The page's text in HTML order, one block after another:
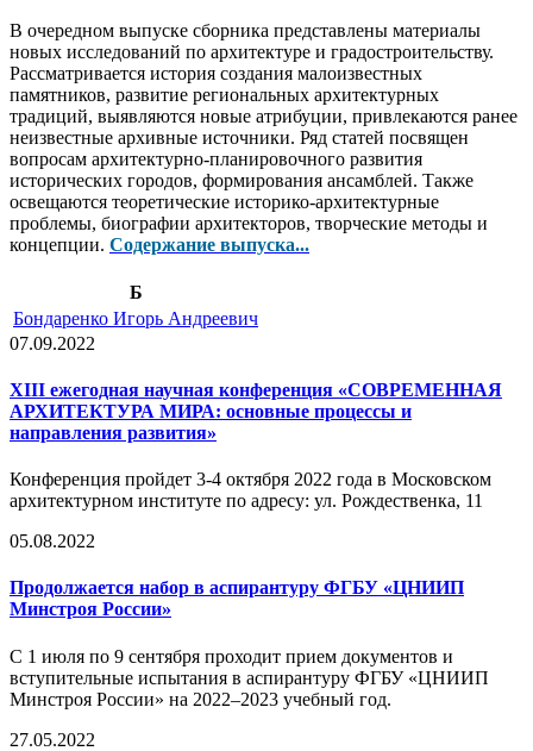
В очередном выпуске сборника представлены материалы
новых исследований по архитектуре и градостроительству.
Рассматривается история создания малоизвестных
памятников, развитие региональных архитектурных
традиций, выявляются новые атрибуции, привлекаются ранее
неизвестные архивные источники. Ряд статей посвящен
вопросам архитектурно-планировочного развития
исторических городов, формирования ансамблей. Также
освещаются теоретические историко-архитектурные
проблемы, биографии архитекторов, творческие методы и
концепции. Содержание выпуска...
Б
Бондаренко Игорь Андреевич
07.09.2022
XIII ежегодная научная конференция «СОВРЕМЕННАЯ
АРХИТЕКТУРА МИРА: основные процессы и
направления развития»
Конференция пройдет 3-4 октября 2022 года в Московском
архитектурном институте по адресу: ул. Рождественка, 11
05.08.2022
Продолжается набор в аспирантуру ФГБУ «ЦНИИП
Минстроя России»
С 1 июля по 9 сентября проходит прием документов и
вступительные испытания в аспирантуру ФГБУ «ЦНИИП
Минстроя России» на 2022–2023 учебный год.
27.05.2022